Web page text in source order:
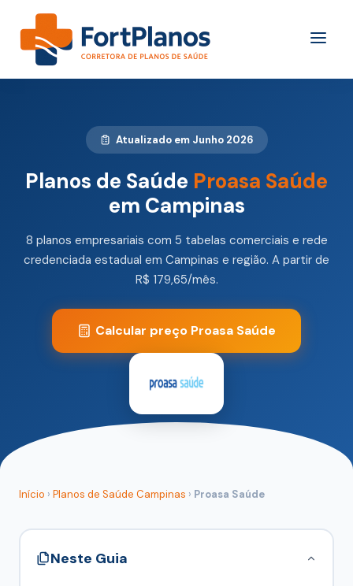
Atualizado em Junho 2026
Planos de Saúde Proasa Saúde
em Campinas
8 planos empresariais com 5 tabelas comerciais e rede
credenciada estadual em Campinas e região. A partir de
R$ 179,65/mês.
Calcular preço Proasa Saúde
Início › Planos de Saúde Campinas › Proasa Saúde
Neste Guia